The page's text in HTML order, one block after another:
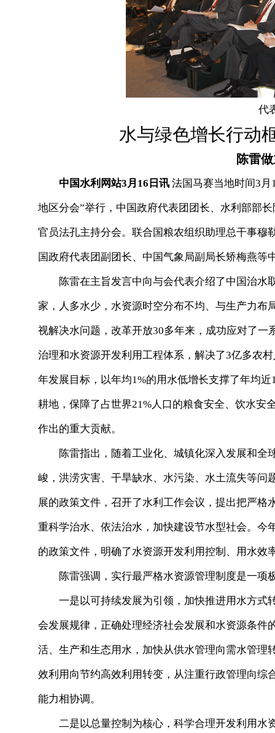
代
水与绿色增长行动
陈雷
中国水利网站3月16日讯 法国马赛当地时间3
地区分会”举行，中国政府代表团团长、水利部部
官员法孔主持分会。联合国粮农组织助理总干事
国政府代表团副团长、中国气象局副局长矫梅燕等
陈雷在主旨发言中向与会代表介绍了中国治水
家，人多水少，水资源时空分布不均、与生产力
视解决水问题，改革开放30多年来，成功应对了
治理和水资源开发利用工程体系，解决了3亿多农
年发展目标，以年均1%的用水低增长支撑了年均
耕地，保障了占世界21%人口的粮食安全、饮水安
作出的重大贡献。
陈雷指出，随着工业化、城镇化深入发展和全
峻，洪涝灾害、干旱缺水、水污染、水土流失等问
展的政策文件，召开了水利工作会议，提出把严
重科学治水、依法治水，加快建设节水型社会。今
的政策文件，明确了水资源开发利用控制、用水效
陈雷强调，实行最严格水资源管理制度是一项
一是以可持续发展为引领，加快推进用水方式
会发展规律，正确处理经济社会发展和水资源条
活、生产和生态用水，加快从供水管理向需水管
效利用向节约高效利用转变，从注重行政管理向
能力相协调。
二是以总量控制为核心，科学合理开发利用水